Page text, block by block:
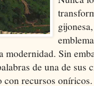
modernidad. Sin
de una de
con recursos